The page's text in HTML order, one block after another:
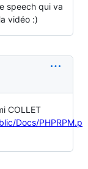
speech qui va
vidéo :)
COLLET
Docs/PHPRPM.p